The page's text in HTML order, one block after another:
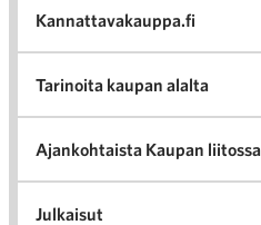
Kannattavakauppa.fi
Tarinoita kaupan alalta
Ajankohtaista Kaupan liitossa
Julkaisut